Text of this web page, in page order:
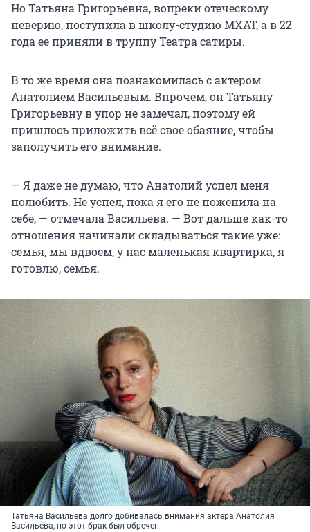
Но Татьяна Григорьевна, вопреки отеческому
неверию, поступила в школу-студию МХАТ, а в 22
года ее приняли в труппу Театра сатиры.
В то же время она познакомилась с актером
Анатолием Васильевым. Впрочем, он Татьяну
Григорьевну в упор не замечал, поэтому ей
пришлось приложить всё свое обаяние, чтобы
заполучить его внимание.
— Я даже не думаю, что Анатолий успел меня
полюбить. Не успел, пока я его не поженила на
себе, — отмечала Васильева. — Вот дальше как-то
отношения начинали складываться такие уже:
семья, мы вдвоем, у нас маленькая квартирка, я
готовлю, семья.
Татьяна Васильева долго добивалась внимания актера Анатолия
Васильева, но этот брак был обречен